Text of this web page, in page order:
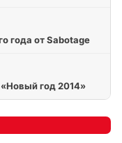
года от Sabotage
год 2014»